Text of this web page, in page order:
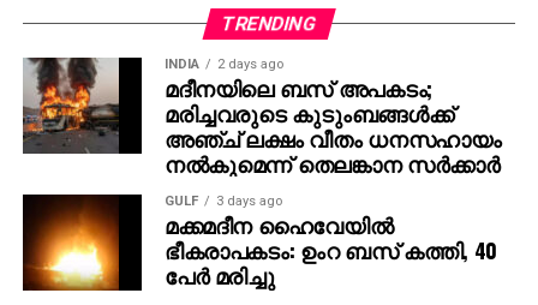
ഇതോടെ, സ്വാഭാവികമായും സിപിഐ
മാറിക്കൊടുക്കുകയും ഏഴാം വാര്‍ഡിന് വേണ്ടി
ആവശ്യമുന്നയിക്കുകയും ചെയ്തു. എന്നാല്‍,
സിപിഎമ്മിന്റെ പ്രാദേശിക നേതൃത്വം ഏഴാം
വാര്‍ഡിലും സ്ഥാനാര്‍ഥിയെ പ്രഖ്യാപിച്ചതിനെ
തുടര്‍ന്നാണ് ഭിന്നത രൂക്ഷമായത്. തുടര്‍ന്ന് സിപിഐ
തങ്ങളുടെ സ്ഥാനാര്‍ഥിയെ തീരുമാനിക്കുകയായിരുന്നു.
TRENDING
INDIA 2 days ago
മദീനയിലെ ബസ് അപകടം;
മരിച്ചവരുടെ കുടുംബങ്ങള്‍ക്ക്
അഞ്ച് ലക്ഷം വീതം ധനസഹായം
നല്‍കുമെന്ന് തെലങ്കാന സര്‍ക്കാര്‍
GULF 3 days ago
മക്കമദീന ഹൈവേയില്‍
ഭീകരാപകടം: ഉംറ ബസ് കത്തി, 40
പേര്‍ മരിച്ചു